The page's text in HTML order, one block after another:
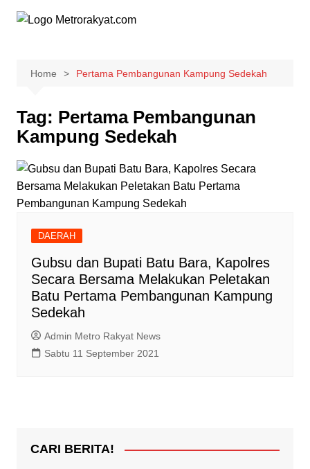
Home Pertama Pembangunan Kampung Sedekah
Tag: Pertama Pembangunan
Kampung Sedekah
DAERAH
Gubsu dan Bupati Batu Bara, Kapolres
Secara Bersama Melakukan Peletakan
Batu Pertama Pembangunan Kampung
Sedekah
Admin Metro Rakyat News
Sabtu 11 September 2021
CARI BERITA!